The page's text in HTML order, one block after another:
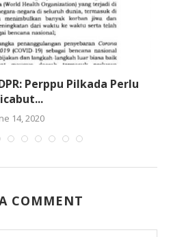
Perppu Pilkada Perlu
14, 2020
COMMENT